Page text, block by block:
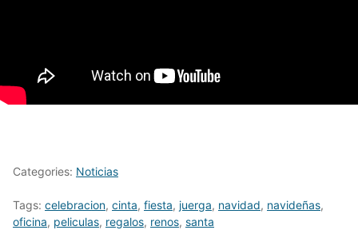
Categories: Noticias
Tags: celebracion, cinta, fiesta, juerga, navidad, navideñas,
oficina, peliculas, regalos, renos, santa